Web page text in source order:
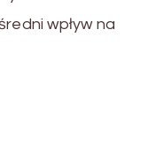
wpływ na